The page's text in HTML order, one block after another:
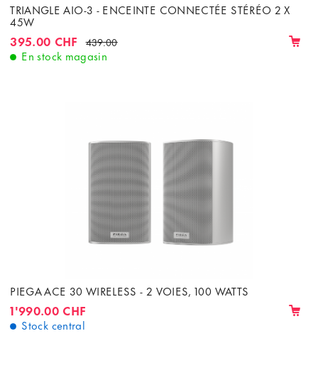
TRIANGLE AIO-3 - ENCEINTE CONNECTÉE STÉRÉO 2 X
45W
395.00 CHF 439.00
En stock magasin
PIEGA ACE 30 WIRELESS - 2 VOIES, 100 WATTS
1'990.00 CHF
Stock central